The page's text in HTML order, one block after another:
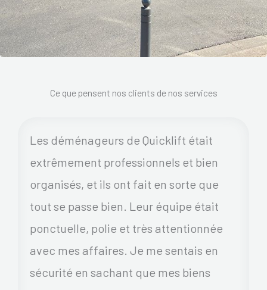
Ce que pensent nos clients de nos services
Les déménageurs de Quicklift était
extrêmement professionnels et bien
organisés, et ils ont fait en sorte que
tout se passe bien. Leur équipe était
ponctuelle, polie et très attentionnée
avec mes affaires. Je me sentais en
sécurité en sachant que mes biens